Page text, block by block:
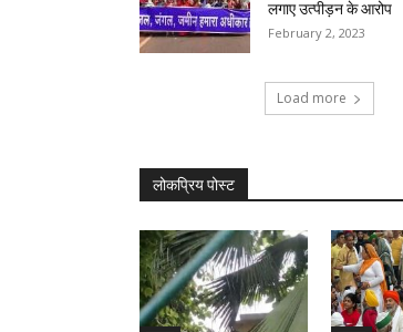
लगाए उत्पीड़न के आरोप
February 2, 2023
Load more
लोकप्रिय पोस्ट